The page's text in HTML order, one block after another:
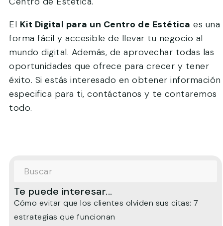
El Kit Digital para un Centro de Estética es una
forma fácil y accesible de llevar tu negocio al
mundo digital. Además, de aprovechar todas las
oportunidades que ofrece para crecer y tener
éxito. Si estás interesado en obtener información
especifica para ti, contáctanos y te contaremos
todo.
Te puede interesar...
Cómo evitar que los clientes olviden sus citas: 7
estrategias que funcionan